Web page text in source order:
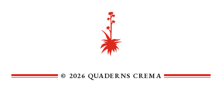
© 2026 QUADERNS CREMA